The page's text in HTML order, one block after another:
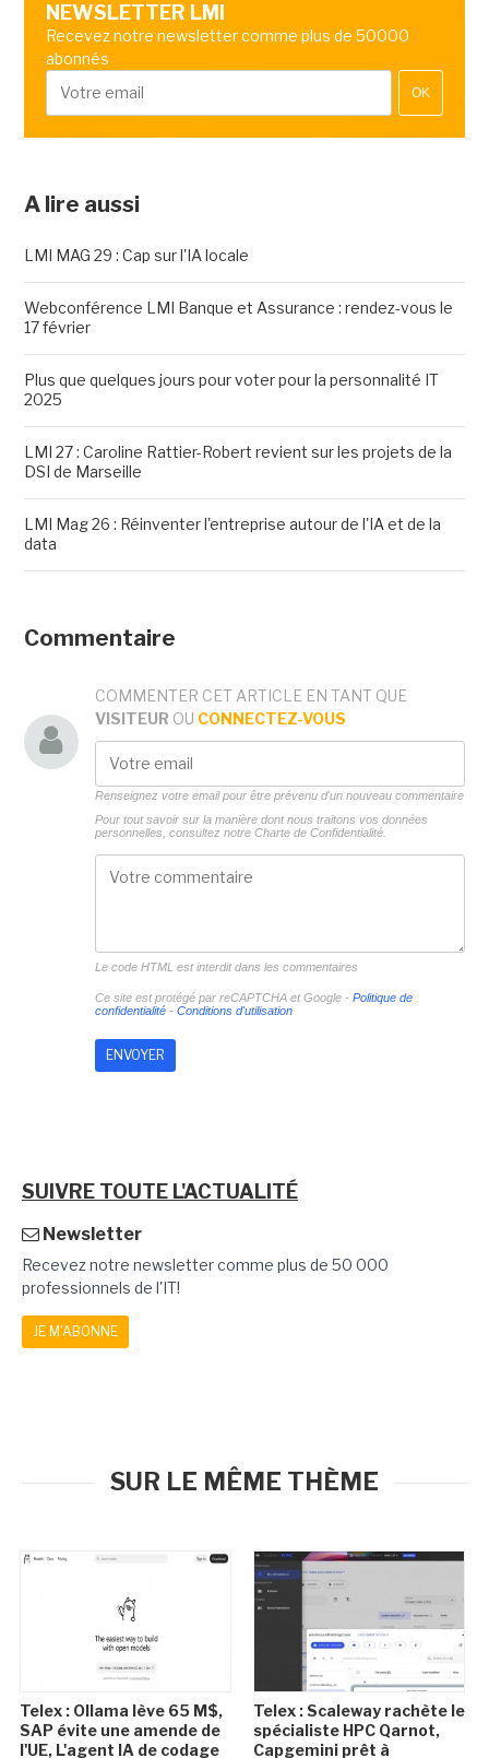
NEWSLETTER LMI
Recevez notre newsletter comme plus de 50000
abonnés
OK
A lire aussi
LMI MAG 29 : Cap sur l'IA locale
Webconférence LMI Banque et Assurance : rendez-vous le
17 février
Plus que quelques jours pour voter pour la personnalité IT
2025
LMI 27 : Caroline Rattier-Robert revient sur les projets de la
DSI de Marseille
LMI Mag 26 : Réinventer l'entreprise autour de l'IA et de la
data
Commentaire
COMMENTER CET ARTICLE EN TANT QUE
VISITEUR OU CONNECTEZ-VOUS
Renseignez votre email pour être prévenu d'un nouveau commentaire
Pour tout savoir sur la manière dont nous traitons vos données
personnelles, consultez notre Charte de Confidentialité.
Le code HTML est interdit dans les commentaires
Ce site est protégé par reCAPTCHA et Google - Politique de
confidentialité- Conditions d'utilisation
SUIVRE TOUTE L'ACTUALITÉ
Newsletter
Recevez notre newsletter comme plus de 50 000
professionnels de l'IT!
JE M'ABONNE
SUR LE MÊME THÈME
Telex : Ollama lève 65 M$,
SAP évite une amende de
l'UE, L'agent IA de codage
Telex : Scaleway rachète le
spécialiste HPC Qarnot,
Capgemini prêt à